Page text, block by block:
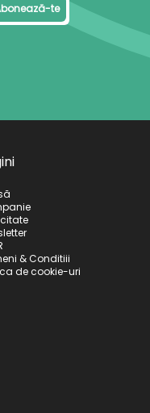
te
& Conditiii
de cookie-uri